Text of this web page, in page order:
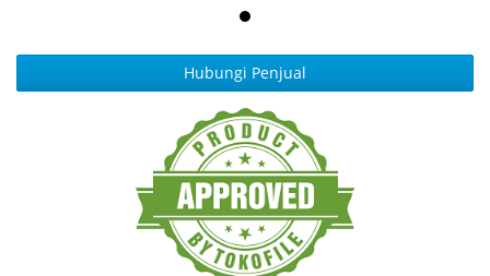
Hubungi Penjual